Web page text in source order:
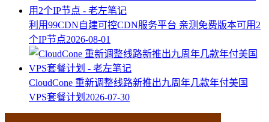
利用99CDN自建可控CDN服务平台 亲测免费版本可用2
个IP节点2026-08-01
CloudCone 重新调整线路新推出九周年几款年付美国
VPS套餐计划 2026-07-30